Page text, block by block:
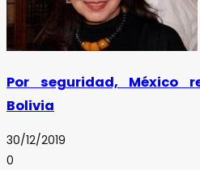
Por seguridad, México
Bolivia
30/12/2019
0